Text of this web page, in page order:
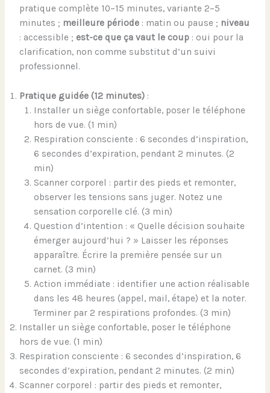
pratique complète 10–15 minutes, variante 2–5
minutes ; meilleure période : matin ou pause ; niveau
: accessible ; est-ce que ça vaut le coup : oui pour la
clarification, non comme substitut d’un suivi
professionnel.
Pratique guidée (12 minutes) :
Installer un siège confortable, poser le téléphone
hors de vue. (1 min)
Respiration consciente : 6 secondes d’inspiration,
6 secondes d’expiration, pendant 2 minutes. (2
min)
Scanner corporel : partir des pieds et remonter,
observer les tensions sans juger. Notez une
sensation corporelle clé. (3 min)
Question d’intention : « Quelle décision souhaite
émerger aujourd’hui ? » Laisser les réponses
apparaître. Écrire la première pensée sur un
carnet. (3 min)
Action immédiate : identifier une action réalisable
dans les 48 heures (appel, mail, étape) et la noter.
Terminer par 2 respirations profondes. (3 min)
Installer un siège confortable, poser le téléphone
hors de vue. (1 min)
Respiration consciente : 6 secondes d’inspiration, 6
secondes d’expiration, pendant 2 minutes. (2 min)
Scanner corporel : partir des pieds et remonter,